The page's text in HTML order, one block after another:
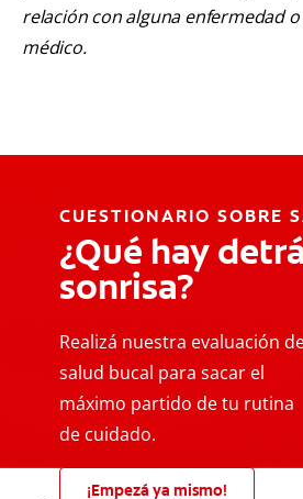
relación con alguna enfermedad
médico.
CUESTIONARIO SOBRE
¿Qué hay
sonrisa?
Realizá nuestra evaluación
salud bucal para sacar el
máximo partido de tu rutina
de cuidado.
¡Empezá ya mismo!